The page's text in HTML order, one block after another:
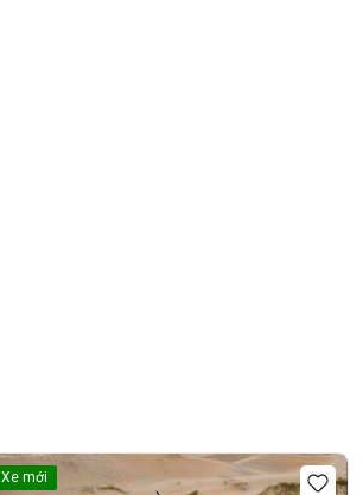
Xe mới